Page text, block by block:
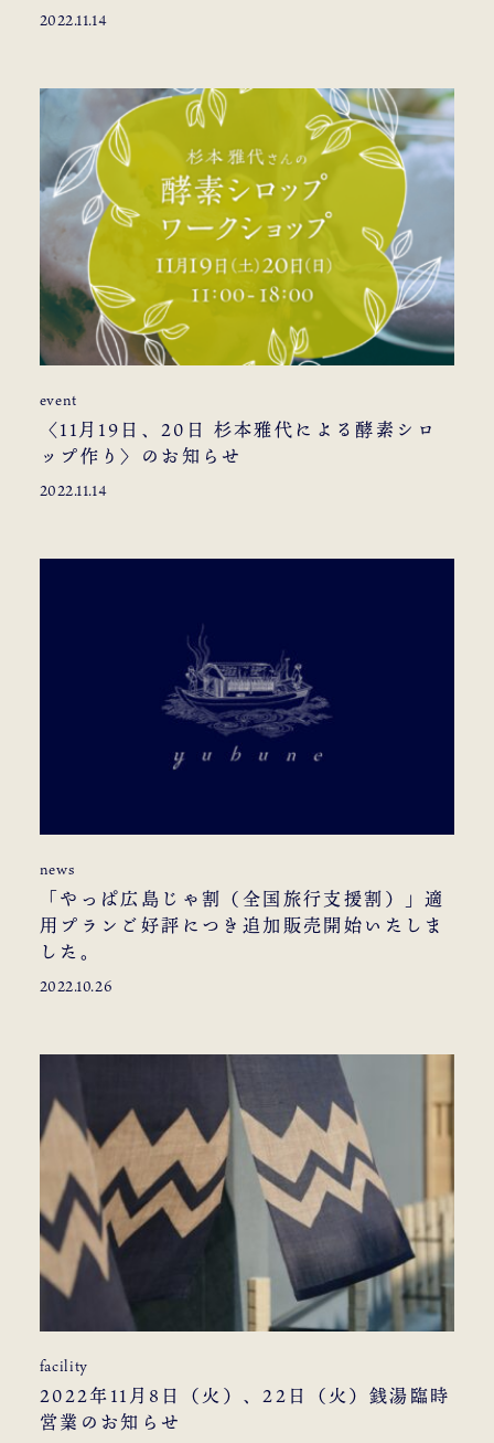
2022.11.14
event
〈11月19日、20日 杉本雅代による酵素シロ
ップ作り〉のお知らせ
2022.11.14
news
「やっぱ広島じゃ割（全国旅行支援割）」適
用プランご好評につき追加販売開始いたしま
した。
2022.10.26
facility
2022年11月8日（火）、22日（火）銭湯臨時
営業のお知らせ